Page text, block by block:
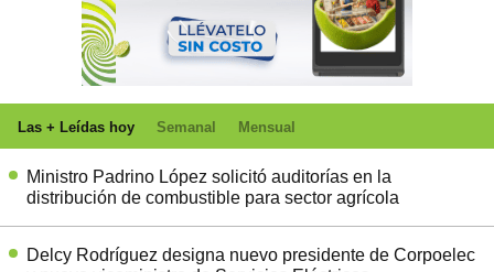
Las + Leídas hoy Semanal Mensual
Ministro Padrino López solicitó auditorías en la
distribución de combustible para sector agrícola
Delcy Rodríguez designa nuevo presidente de Corpoelec